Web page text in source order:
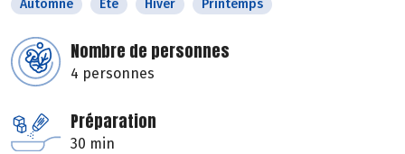
Automne
Eté Hiver Printemps
Nombre de personnes
4 personnes
Préparation
30 min